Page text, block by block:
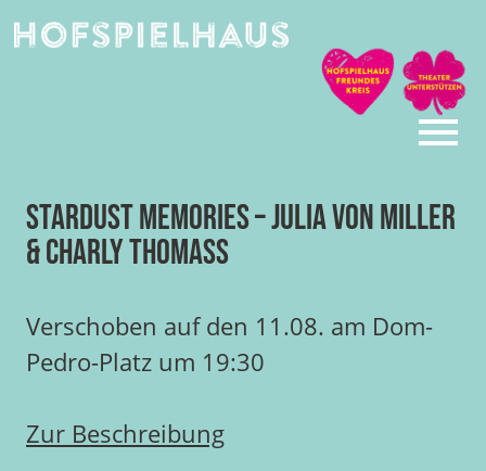
Stardust Memories – Julia von Miller
& Charly Thomass
Verschoben auf den 11.08. am Dom-
Pedro-Platz um 19:30
Zur Beschreibung